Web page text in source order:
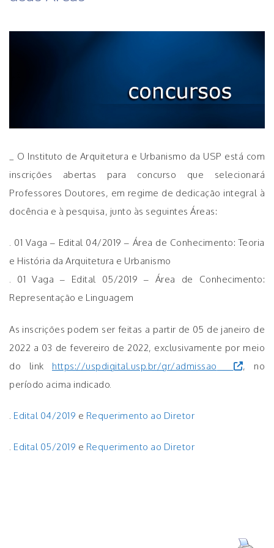
_ O Instituto de Arquitetura e Urbanismo da USP está com
inscrições abertas para concurso que selecionará
Professores Doutores, em regime de dedicação integral à
docência e à pesquisa, junto às seguintes Áreas:
. 01 Vaga – Edital 04/2019 – Área de Conhecimento: Teoria
e História da Arquitetura e Urbanismo
. 01 Vaga – Edital 05/2019 – Área de Conhecimento:
Representação e Linguagem
As inscrições podem ser feitas a partir de 05 de janeiro de
2022 a 03 de fevereiro de 2022, exclusivamente por meio
do link https://uspdigital.usp.br/gr/admissao
, no
período acima indicado.
Edital 04/2019 e Requerimento ao Diretor
. Edital 05/2019 e Requerimento ao Diretor